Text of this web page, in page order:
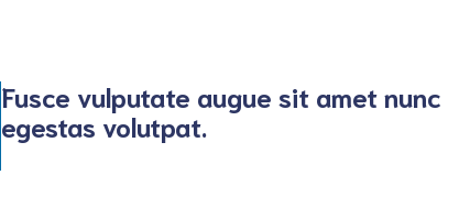
Fusce vulputate augue sit amet nunc
egestas volutpat.